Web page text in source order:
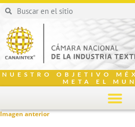
NUESTRO OBJETIVO
META EL
Imagen anterior